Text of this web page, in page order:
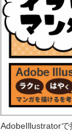
AdobeIllustratorで